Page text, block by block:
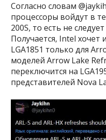
Согласно словам
процессоры войдут в
200S, то есть не
Получается, Intel
LGA1851 только для
моделей Arrow Lake
переключится на
представителей Nova